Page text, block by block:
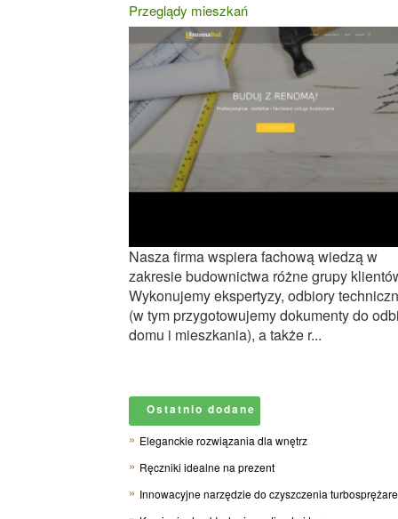
Przeglądy mieszkań
Nasza firma wspiera fachową wiedzą w
zakresie budownictwa różne grupy
Wykonujemy ekspertyzy, odbiory
(w tym przygotowujemy dokumenty do
domu i mieszkania), a także r...
Ostatnio dodane
Eleganckie rozwiązania dla wnętrz
Ręczniki idealne na prezent
Innowacyjne narzędzie do czyszczenia